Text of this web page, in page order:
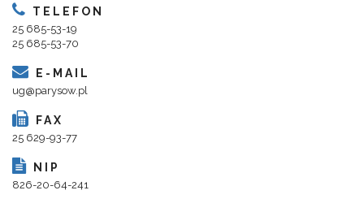
TELEFON
25 685-53-19
25 685-53-70
E-MAIL
ug@parysow.pl
FAX
25 629-93-77
NIP
826-20-64-241